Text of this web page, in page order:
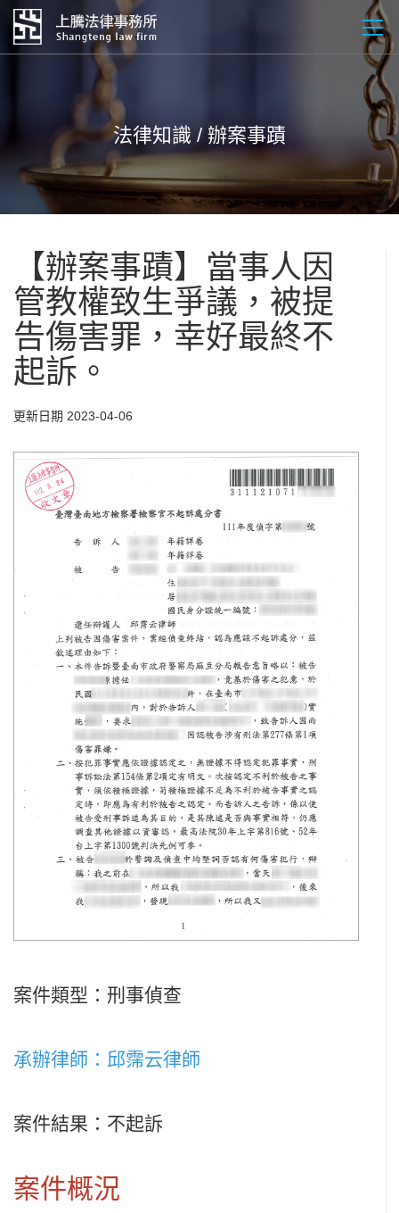
法律知識 / 辦案事蹟
【辦案事蹟】當事人因
管教權致生爭議，被提
告傷害罪，幸好最終不
起訴。
更新日期 2023-04-06
案件類型：刑事偵查
承辦律師：邱霈云律師
案件結果：不起訴
案件概況